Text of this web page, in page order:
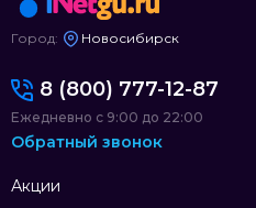
Город: Новосибирск
Акции
8 (800) 777-12-87
Ежедневно с 9:00 до 22:00
Обратный звонок